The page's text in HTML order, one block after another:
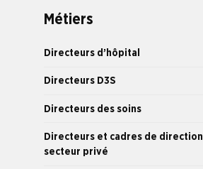
Métiers
Directeurs d’hôpital
Directeurs D3S
Directeurs des soins
Directeurs et cadres de direction
secteur privé